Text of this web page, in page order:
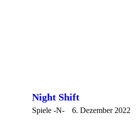
Night Shift
Spiele -N- 6. Dezember 2022